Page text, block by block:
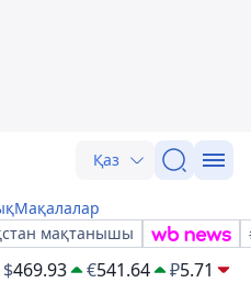
Қаз
Мақалалар
мақтанышы
$469.93 €541.64 ₽5.71